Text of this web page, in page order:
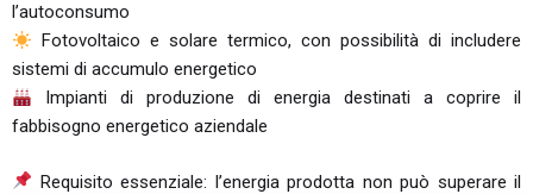
l’autoconsumo
Fotovoltaico e solare termico, con possibilità di includere
sistemi di accumulo energetico
Impianti di produzione di energia destinati a coprire il
fabbisogno energetico aziendale
Requisito essenziale: l’energia prodotta non può superare il